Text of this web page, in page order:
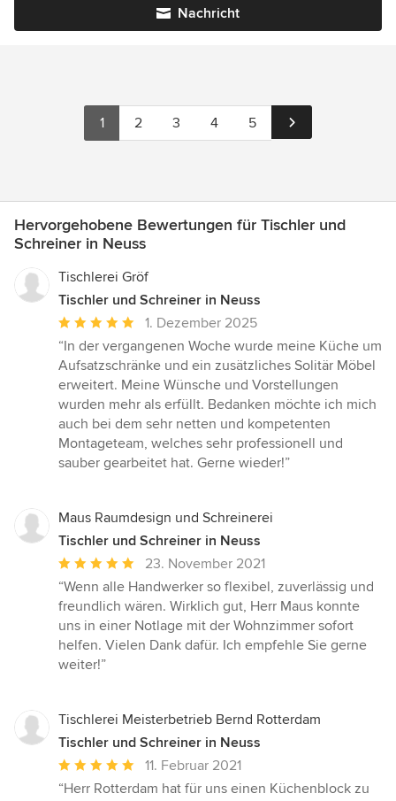
Nachricht
1 2 3 4 5
Hervorgehobene Bewertungen für Tischler und
Schreiner in Neuss
Tischlerei Gröf
Tischler und Schreiner in Neuss
Durchschnittliche
Bewertung:
5
von
5
Sternen
1. Dezember 2025
“In der vergangenen Woche wurde meine Küche um
Aufsatzschränke und ein zusätzliches Solitär Möbel
erweitert. Meine Wünsche und Vorstellungen
wurden mehr als erfüllt. Bedanken möchte ich mich
auch bei dem sehr netten und kompetenten
Montageteam, welches sehr professionell und
sauber gearbeitet hat. Gerne wieder!”
Maus Raumdesign und Schreinerei
Tischler und Schreiner in Neuss
Durchschnittliche
Bewertung:
5
von
5
Sternen
23. November 2021
“Wenn alle Handwerker so flexibel, zuverlässig und
freundlich wären. Wirklich gut, Herr Maus konnte
uns in einer Notlage mit der Wohnzimmer sofort
helfen. Vielen Dank dafür. Ich empfehle Sie gerne
weiter!”
Tischlerei Meisterbetrieb Bernd Rotterdam
Tischler und Schreiner in Neuss
Durchschnittliche
Bewertung:
11. Februar 2021
“Herr Rotterdam hat für uns einen Küchenblock zu